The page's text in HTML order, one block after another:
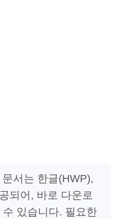
서는 한글(HWP),
되어, 바로 다운로
있습니다. 필요한